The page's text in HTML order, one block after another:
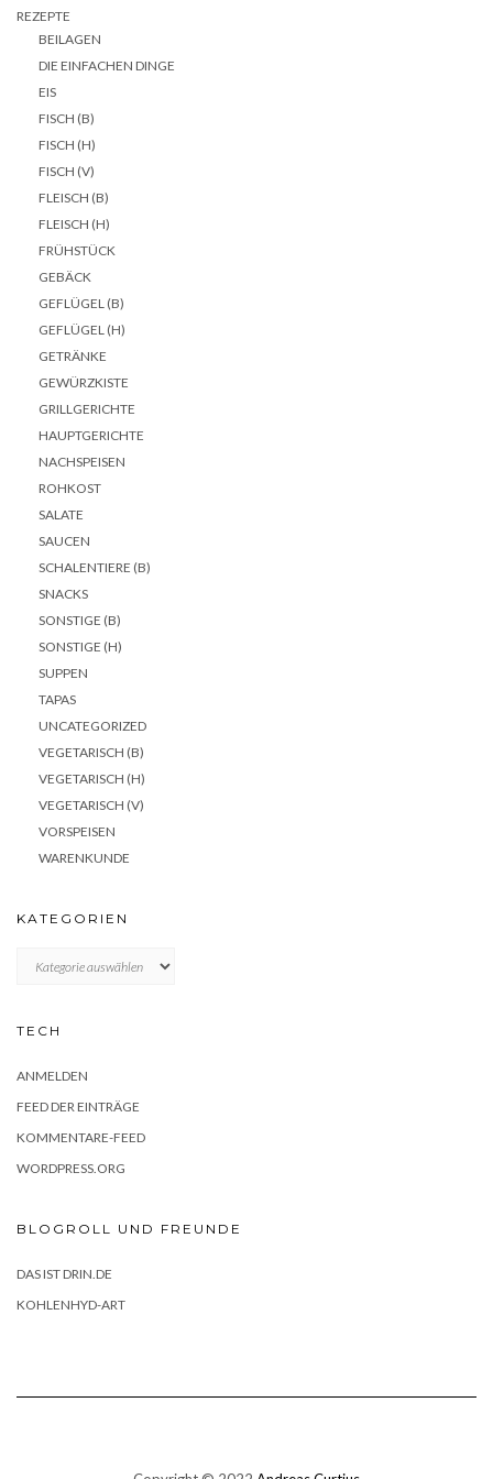
REZEPTE
BEILAGEN
DIE EINFACHEN DINGE
EIS
FISCH (B)
FISCH (H)
FISCH (V)
FLEISCH (B)
FLEISCH (H)
FRÜHSTÜCK
GEBÄCK
GEFLÜGEL (B)
GEFLÜGEL (H)
GETRÄNKE
GEWÜRZKISTE
GRILLGERICHTE
HAUPTGERICHTE
NACHSPEISEN
ROHKOST
SALATE
SAUCEN
SCHALENTIERE (B)
SNACKS
SONSTIGE (B)
SONSTIGE (H)
SUPPEN
TAPAS
UNCATEGORIZED
VEGETARISCH (B)
VEGETARISCH (H)
VEGETARISCH (V)
VORSPEISEN
WARENKUNDE
KATEGORIEN
TECH
ANMELDEN
FEED DER EINTRÄGE
KOMMENTARE-FEED
WORDPRESS.ORG
BLOGROLL UND FREUNDE
DAS IST DRIN.DE
KOHLENHYD-ART